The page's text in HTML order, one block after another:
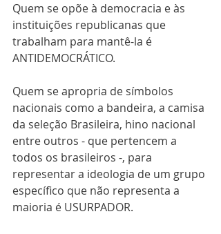
Quem se opõe à democracia e às
instituições republicanas que
trabalham para mantê-la é
ANTIDEMOCRÁTICO.
Quem se apropria de símbolos
nacionais como a bandeira, a camisa
da seleção Brasileira, hino nacional
entre outros - que pertencem a
todos os brasileiros -, para
representar a ideologia de um grupo
específico que não representa a
maioria é USURPADOR.